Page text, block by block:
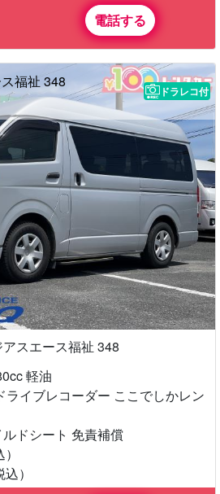
電話する
福祉 348
ドラレコ付
アスエース福祉 348
軽油
イブレコーダー ここでしかレン
ドシート 免責補償
）